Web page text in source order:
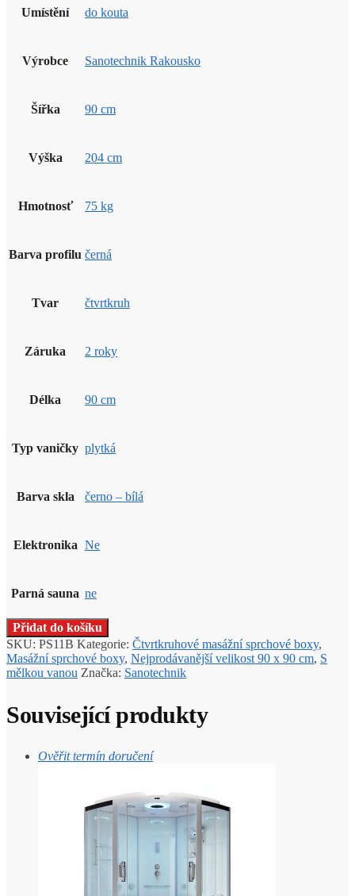
Umístění do kouta
Výrobce Sanotechnik Rakousko
Šířka 90 cm
Výška 204 cm
Hmotnosť 75 kg
Barva profilu černá
Tvar čtvrtkruh
Záruka 2 roky
Délka 90 cm
Typ vaničky plytká
Barva skla černo – bílá
Elektronika Ne
Parná sauna ne
Přidat do košíku
SKU: PS11B Kategorie: Čtvrtkruhové masážní sprchové boxy,
Masážní sprchové boxy, Nejprodávanější velikost 90 x 90 cm, S
mělkou vanou Značka: Sanotechnik
Související produkty
Ověřit termín doručení